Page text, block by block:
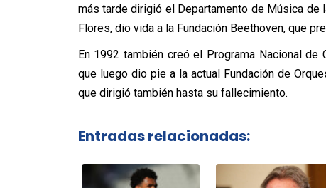
más tarde dirigió el Departamento de Música de
Flores, dio vida a la Fundación Beethoven, que
En 1992 también creó el Programa Nacional
que luego dio pie a la actual Fundación de
que dirigió también hasta su fallecimiento.
Entradas relacionadas: